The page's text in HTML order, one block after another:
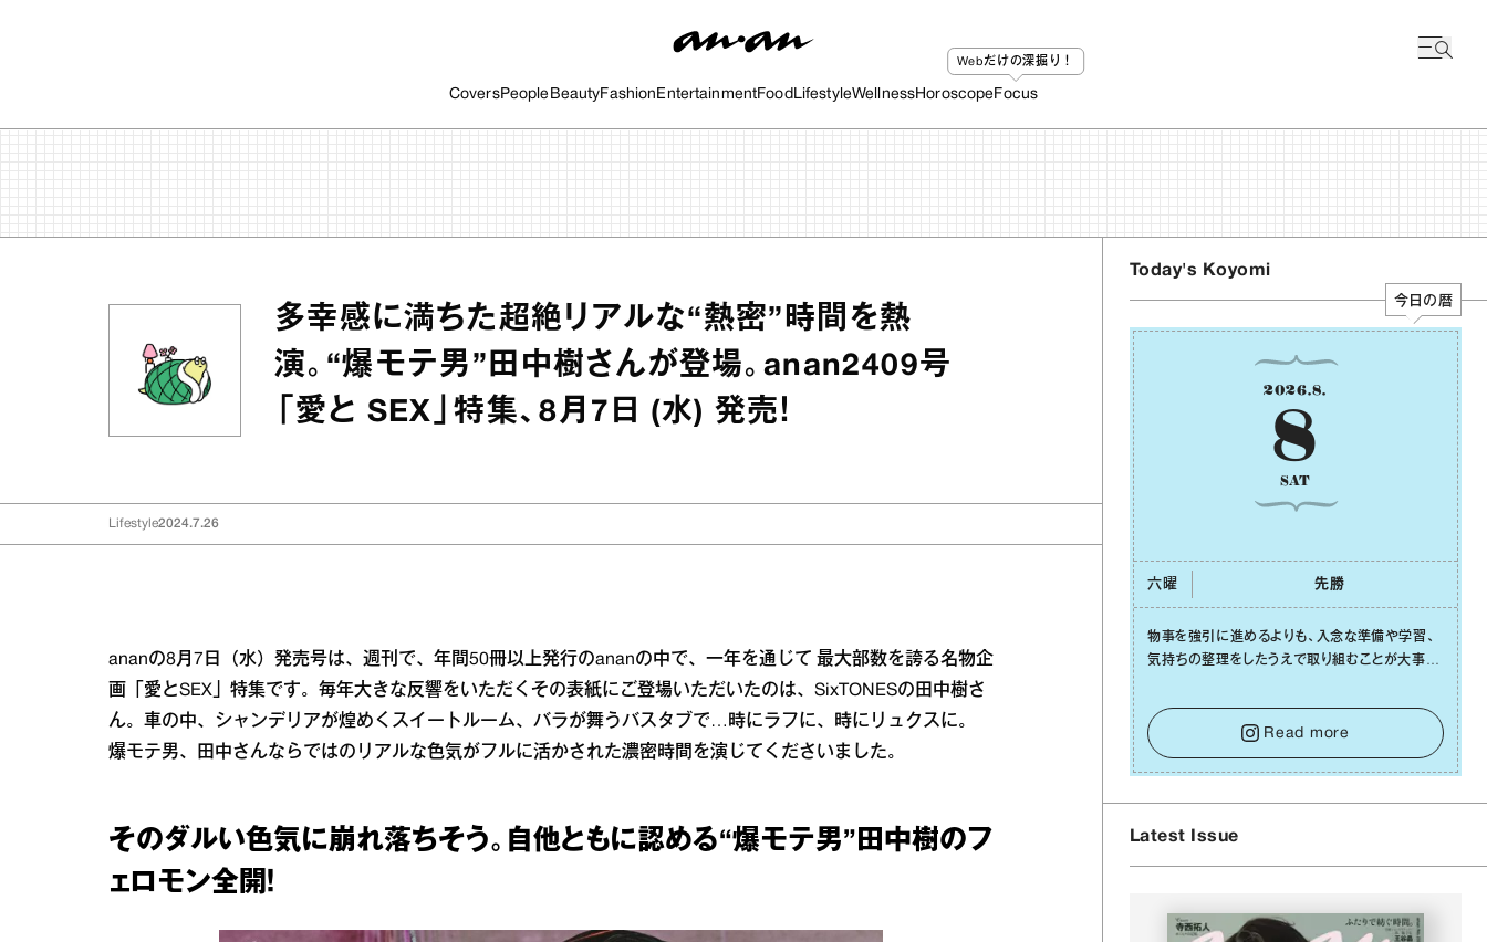
CoversPeople BeautyFashion EntertainmentFood LifestyleWellnessHoroscope
Webだけの深掘り！
Focus
多幸感に満ちた超絶リアルな“熱密”時間を熱
演。“爆モテ男”田中樹さんが登場。anan2409号
「愛と SEX」特集、8月7日 (水) 発売！
Lifestyle2024.7.26
ananの8月7日（水）発売号は、週刊で、年間50冊以上発行のananの中で、一年を通じて 最大部数を誇る名物企
画「愛とSEX」特集です。毎年大きな反響をいただくその表紙にご登場いただいたのは、SixTONESの田中樹さ
ん。車の中、シャンデリアが煌めくスイートルーム、バラが舞うバスタブで…時にラフに、時にリュクスに。
爆モテ男、田中さんならではのリアルな色気がフルに活かされた濃密時間を演じてくださいました。
そのダルい色気に崩れ落ちそう。自他ともに認める“爆モテ男”田中樹のフ
ェロモン全開！
Today's Koyomi
今日の暦
2026.8.
8
SAT
六曜 先勝
物事を強引に進めるよりも、⼊念な準備や学習、
気持ちの整理をしたうえで取り組むことが⼤事な
も焦らないで。意思を伝える⼯夫をしたり、あなた
⾃⾝や疲れていそうな⼈をいたわることに時間を
使いましょう。ここでしっかりとエネルギーを蓄
え、困難を乗り越える⼒に変えましょう。
Read more
Latest Issue